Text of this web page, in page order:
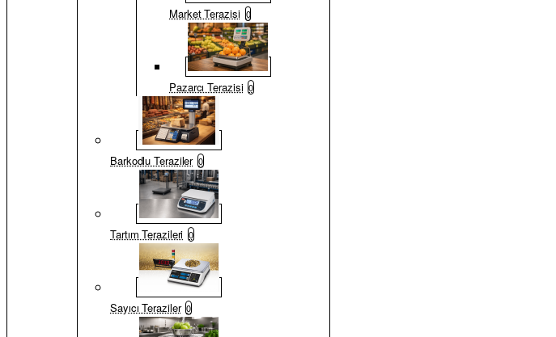
Market Terazisi 0
Pazarcı Terazisi 0
Barkodlu Teraziler 0
Tartım Terazileri 0
Sayıcı Teraziler 0